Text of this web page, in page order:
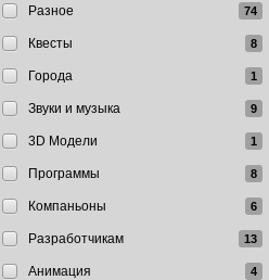
Разное
Квесты
Города
Звуки и музыка
3D Модели
Программы
Компаньоны
Разработчикам
Анимация